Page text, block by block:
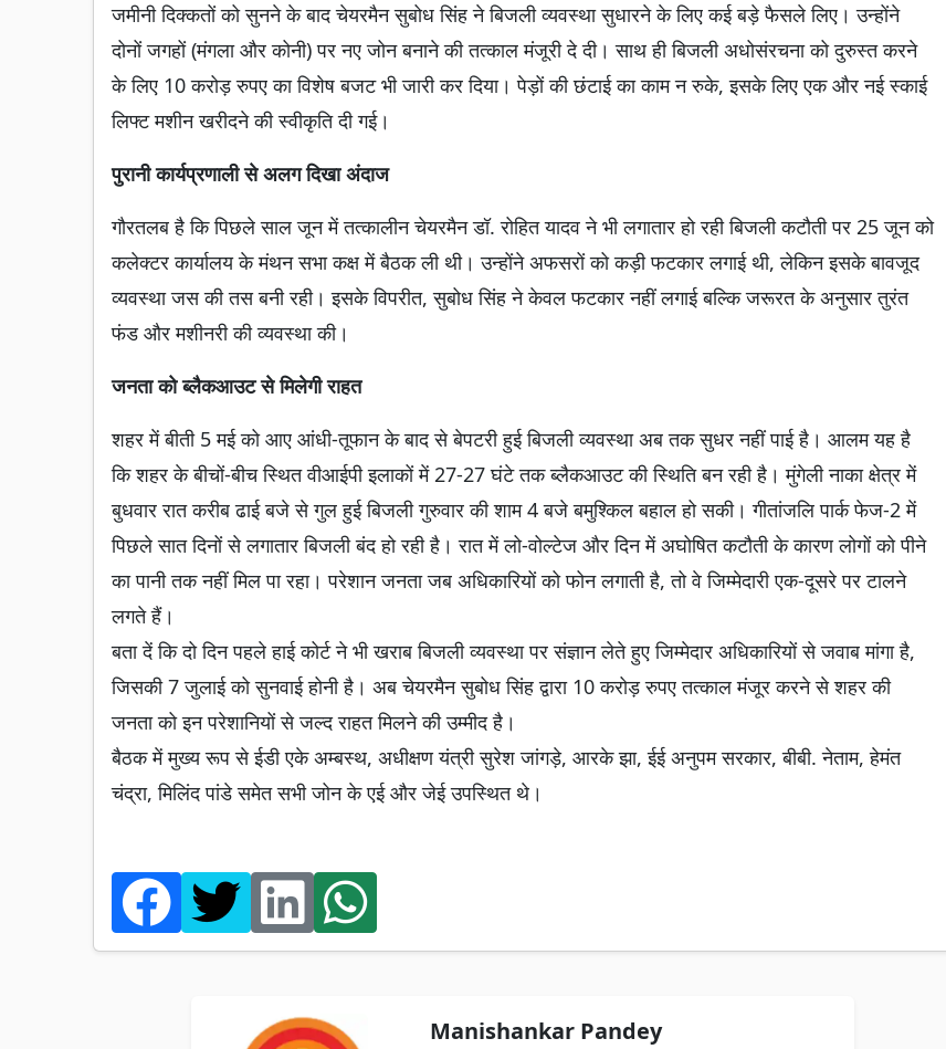
जमीनी दिक्कतों को सुनने के बाद चेयरमैन सुबोध सिंह ने बिजली व्यवस्था सुधारने के लिए कई बड़े फैसले लिए। उन्होंने
दोनों जगहों (मंगला और कोनी) पर नए जोन बनाने की तत्काल मंजूरी दे दी। साथ ही बिजली अधोसंरचना को दुरुस्त करने
के लिए 10 करोड़ रुपए का विशेष बजट भी जारी कर दिया। पेड़ों की छंटाई का काम न रुके, इसके लिए एक और नई स्काई
लिफ्ट मशीन खरीदने की स्वीकृति दी गई।
पुरानी कार्यप्रणाली से अलग दिखा अंदाज
गौरतलब है कि पिछले साल जून में तत्कालीन चेयरमैन डॉ. रोहित यादव ने भी लगातार हो रही बिजली कटौती पर 25 जून को
कलेक्टर कार्यालय के मंथन सभा कक्ष में बैठक ली थी। उन्होंने अफसरों को कड़ी फटकार लगाई थी, लेकिन इसके बावजूद
व्यवस्था जस की तस बनी रही। इसके विपरीत, सुबोध सिंह ने केवल फटकार नहीं लगाई बल्कि जरूरत के अनुसार तुरंत
फंड और मशीनरी की व्यवस्था की।
जनता को ब्लैकआउट से मिलेगी राहत
शहर में बीती 5 मई को आए आंधी-तूफान के बाद से बेपटरी हुई बिजली व्यवस्था अब तक सुधर नहीं पाई है। आलम यह है
कि शहर के बीचों-बीच स्थित वीआईपी इलाकों में 27-27 घंटे तक ब्लैकआउट की स्थिति बन रही है। मुंगेली नाका क्षेत्र में
बुधवार रात करीब ढाई बजे से गुल हुई बिजली गुरुवार की शाम 4 बजे बमुश्किल बहाल हो सकी। गीतांजलि पार्क फेज-2 में
पिछले सात दिनों से लगातार बिजली बंद हो रही है। रात में लो-वोल्टेज और दिन में अघोषित कटौती के कारण लोगों को पीने
का पानी तक नहीं मिल पा रहा। परेशान जनता जब अधिकारियों को फोन लगाती है, तो वे जिम्मेदारी एक-दूसरे पर टालने
लगते हैं।
बता दें कि दो दिन पहले हाई कोर्ट ने भी खराब बिजली व्यवस्था पर संज्ञान लेते हुए जिम्मेदार अधिकारियों से जवाब मांगा है,
जिसकी 7 जुलाई को सुनवाई होनी है। अब चेयरमैन सुबोध सिंह द्वारा 10 करोड़ रुपए तत्काल मंजूर करने से शहर की
जनता को इन परेशानियों से जल्द राहत मिलने की उम्मीद है।
बैठक में मुख्य रूप से ईडी एके अम्बस्थ, अधीक्षण यंत्री सुरेश जांगड़े, आरके झा, ईई अनुपम सरकार, बीबी. नेताम, हेमंत
चंद्रा, मिलिंद पांडे समेत सभी जोन के एई और जेई उपस्थित थे।
Manishankar Pandey